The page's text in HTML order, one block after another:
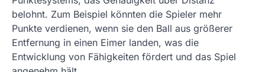
belohnt. Zum Beispiel könnten die Spieler mehr
Punkte verdienen, wenn sie den Ball aus größerer
Entfernung in einen Eimer landen, was die
Entwicklung von Fähigkeiten fördert und das Spiel